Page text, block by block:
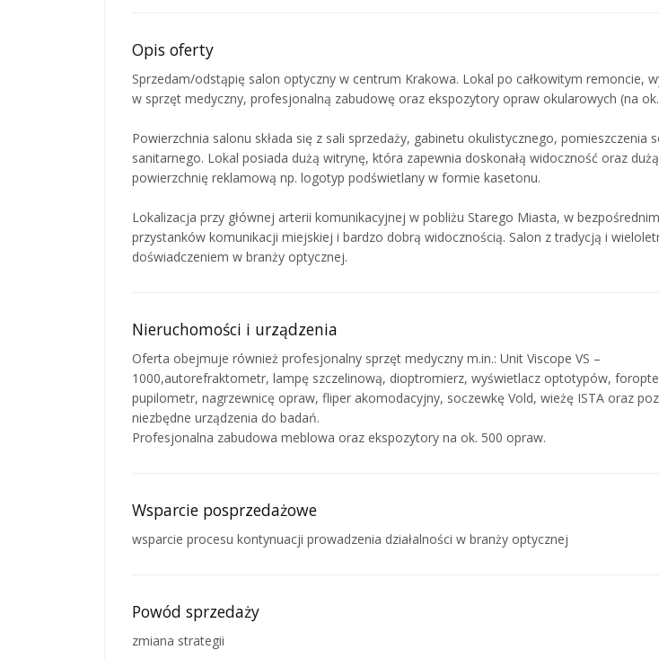
Opis oferty
Sprzedam/odstąpię salon optyczny w centrum Krakowa. Lokal po całkowitym remoncie,
w sprzęt medyczny, profesjonalną zabudowę oraz ekspozytory opraw okularowych (na
Powierzchnia salonu składa się z sali sprzedaży, gabinetu okulistycznego, pomieszczenia
sanitarnego. Lokal posiada dużą witrynę, która zapewnia doskonałą widoczność oraz dużą
powierzchnię reklamową np. logotyp podświetlany w formie kasetonu.
Lokalizacja przy głównej arterii komunikacyjnej w pobliżu Starego Miasta, w
przystanków komunikacji miejskiej i bardzo dobrą widocznością. Salon z tradycją i
doświadczeniem w branży optycznej.
Nieruchomości i urządzenia
Oferta obejmuje również profesjonalny sprzęt medyczny m.in.: Unit Viscope VS –
1000,autorefraktometr, lampę szczelinową, dioptromierz, wyświetlacz optotypów,
pupilometr, nagrzewnicę opraw, fliper akomodacyjny, soczewkę Vold, wieżę ISTA oraz
niezbędne urządzenia do badań.
Profesjonalna zabudowa meblowa oraz ekspozytory na ok. 500 opraw.
Wsparcie posprzedażowe
wsparcie procesu kontynuacji prowadzenia działalności w branży optycznej
Powód sprzedaży
zmiana strategii